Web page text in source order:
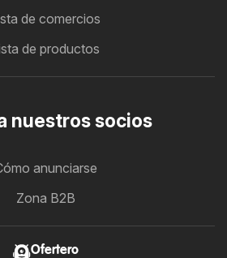
de comercios
de productos
nuestros socios
anunciarse
Zona B2B
Ofertero